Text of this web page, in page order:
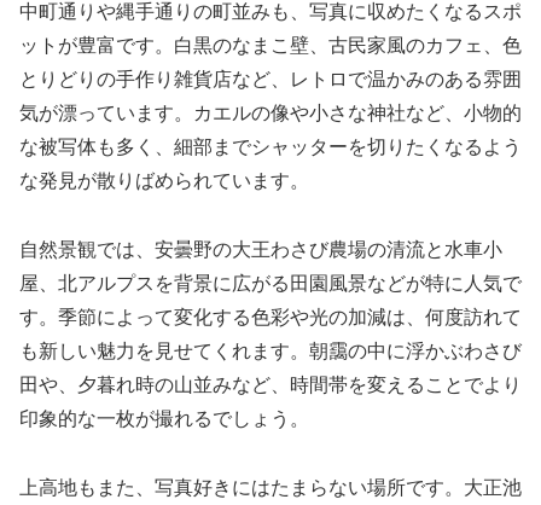
中町通りや縄手通りの町並みも、写真に収めたくなるスポ
ットが豊富です。白黒のなまこ壁、古民家風のカフェ、色
とりどりの手作り雑貨店など、レトロで温かみのある雰囲
気が漂っています。カエルの像や小さな神社など、小物的
な被写体も多く、細部までシャッターを切りたくなるよう
な発見が散りばめられています。
自然景観では、安曇野の大王わさび農場の清流と水車小
屋、北アルプスを背景に広がる田園風景などが特に人気で
す。季節によって変化する色彩や光の加減は、何度訪れて
も新しい魅力を見せてくれます。朝靄の中に浮かぶわさび
田や、夕暮れ時の山並みなど、時間帯を変えることでより
印象的な一枚が撮れるでしょう。
上高地もまた、写真好きにはたまらない場所です。大正池